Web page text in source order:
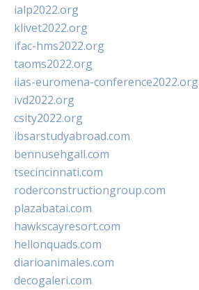
ialp2022.org
klivet2022.org
ifac-hms2022.org
taoms2022.org
iias-euromena-conference2022.org
ivd2022.org
csity2022.org
ibsarstudyabroad.com
bennusehgall.com
tsecincinnati.com
roderconstructiongroup.com
plazabatai.com
hawkscayresort.com
hellonquads.com
diarioanimales.com
decogaleri.com